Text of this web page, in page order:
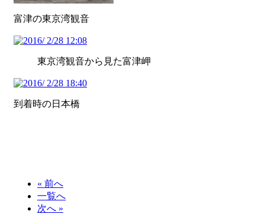
富津の東京湾観音
東京湾観音から見た富津岬
到着時の日本橋
« 前へ
一覧へ
次へ »